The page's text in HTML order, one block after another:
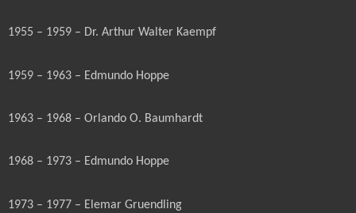
1955 – 1959 – Dr. Arthur Walter Kaempf
1959 – 1963 – Edmundo Hoppe
1963 – 1968 – Orlando O. Baumhardt
1968 – 1973 – Edmundo Hoppe
1973 – 1977 – Elemar Gruendling